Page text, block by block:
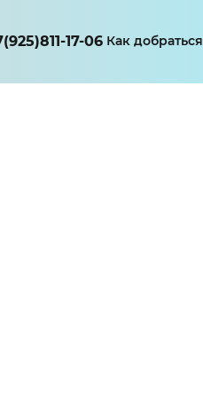
17-06 Как добраться